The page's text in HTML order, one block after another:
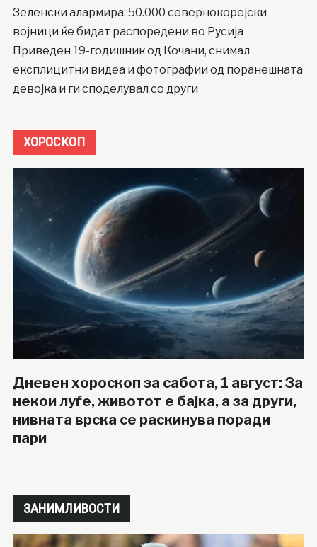
Зеленски алармира: 50.000 севернокорејски
војници ќе бидат распоредени во Русија
Приведен 19-годишник од Кочани, снимал
експлицитни видеа и фотографии од поранешната
девојка и ги споделувал со други
ХОРОСКОП
Дневен хороскоп за сабота, 1 август: За
некои луѓе, животот е бајка, а за други,
нивната врска се раскинува поради
пари
ЗАНИМЛИВОСТИ